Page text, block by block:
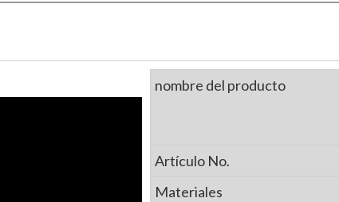
nombre del producto
Artículo No.
Materiales